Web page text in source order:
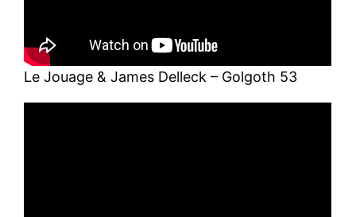
Le Jouage & James Delleck – Golgoth 53